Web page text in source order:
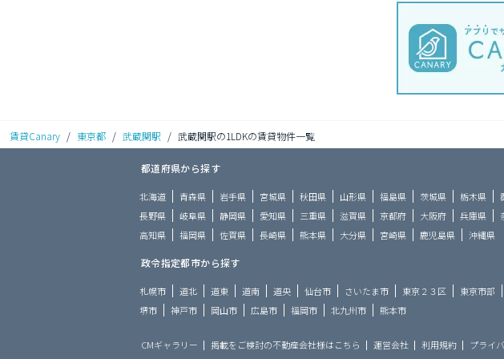
賃貸Canary / 東京都 / 武蔵関駅 / 武蔵関駅の1LDKの賃貸物件一覧
都道府県から探す
北海道 青森県 岩手県 宮城県 秋田県 山形県 福島県 茨城県 栃木県
長野県
岐阜県 静岡県 愛知県 三重県 滋賀県 京都府 大阪府 兵庫県
高知県
福岡県 佐賀県 長崎県 熊本県 大分県 宮崎県 鹿児島県 沖縄県
政令指定都市から探す
札幌市 道北 道東 道南 道央 仙台市 さいたま市 東京２３区 東京市部
堺市
神戸市 岡山市 広島市 福岡市 北九州市 熊本市
CMギャラリー 掲載をご検討の不動産会社様はこちら 運営会社 利用規約 プライ